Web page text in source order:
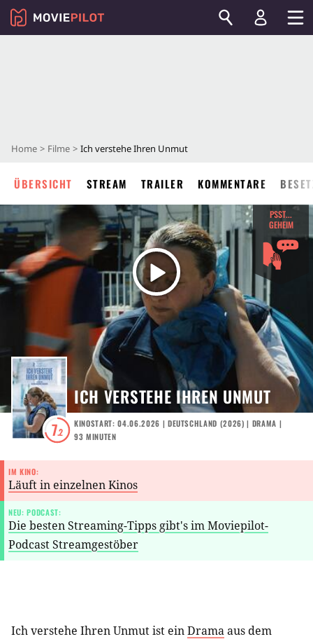
Home Filme Ich verstehe Ihren Unmut
ÜBERSICHT STREAM TRAILER KOMMENTARE
PSST...
GEHEIM
7.2
ICH VERSTEHE IHREN UNMUT
KINOSTART: 04.06.2026 | DEUTSCHLAND (2026) | DRAMA |
93 MINUTEN
IM KINO:
Läuft in einzelnen Kinos
NEU: PODCAST:
Die besten Streaming-Tipps gibt's im Moviepilot-
Podcast Streamgestöber
Ich verstehe Ihren Unmut ist einDramaaus dem